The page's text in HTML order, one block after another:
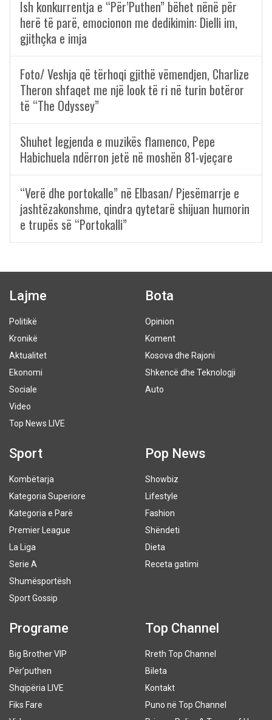
Ish konkurrentja e “Për’Puthen” bëhet nënë për
herë të parë, emocionon me dedikimin: Dielli im,
gjithçka e imja
Foto/ Veshja që tërhoqi gjithë vëmendjen, Charlize
Theron shfaqet me një look të ri në turin botëror
të “The Odyssey”
Shuhet legjenda e muzikës flamenco, Pepe
Habichuela ndërron jetë në moshën 81-vjeçare
“Verë dhe portokalle” në Elbasan/ Pjesëmarrje e
jashtëzakonshme, qindra qytetarë shijuan humorin
e trupës së “Portokalli”
Lajme
Politikë
Kronikë
Aktualitet
Ekonomi
Sociale
Video
Top News LIVE
Bota
Opinion
Koment
Kosova dhe Rajoni
Shkencë dhe Teknologji
Auto
Sport
Kombëtarja
Kategoria Superiore
Kategoria e Parë
Premier League
La Liga
Serie A
Shumësportësh
Sport Gossip
Pop News
Showbiz
Lifestyle
Fashion
Shëndeti
Dieta
Receta gatimi
Programe
Big Brother VIP
Për’puthen
Shqipëria LIVE
Fiks Fare
Top Channel
Rreth Top Channel
Bileta
Kontakt
Puno në Top Channel